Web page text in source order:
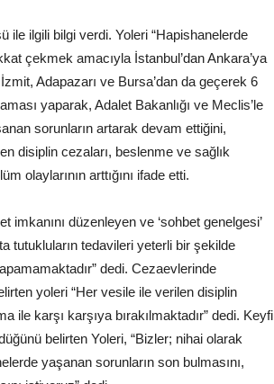
ile ilgili bilgi verdi. Yoleri “Hapishanelerde
çekmek amacıyla İstanbul’dan Ankara’ya
Adapazarı ve Bursa’dan da geçerek 6
yaparak, Adalet Bakanlığı ve Meclis’le
sorunların artarak devam ettiğini,
disiplin cezaları, beslenme ve sağlık
olaylarının arttığını ifade etti.
düzenleyen ve ‘sohbet genelgesi’
tutukluların tedavileri yeterli bir şekilde
dedi. Cezaevlerinde
yoleri “Her vesile ile verilen disiplin
karşı karşıya bırakılmaktadır” dedi. Keyfi
belirten Yoleri, “Bizler; nihai olarak
yaşanan sorunların son bulmasını,